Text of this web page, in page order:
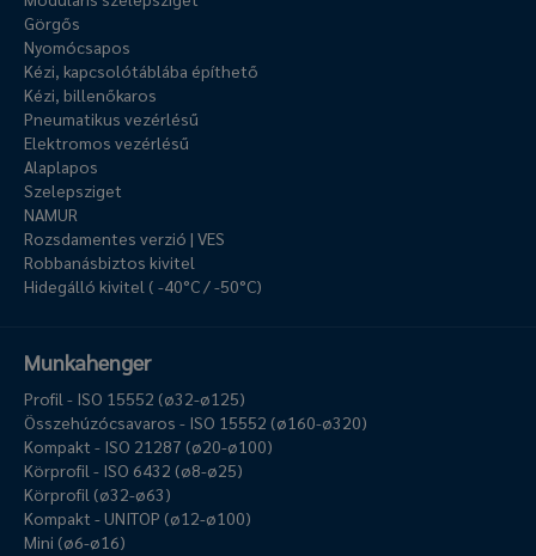
Görgős
Nyomócsapos
Kézi, kapcsolótáblába építhető
Kézi, billenőkaros
Pneumatikus vezérlésű
Elektromos vezérlésű
Alaplapos
Szelepsziget
NAMUR
Rozsdamentes verzió | VES
Robbanásbiztos kivitel
Hidegálló kivitel ( -40°C / -50°C)
Munkahenger
Profil - ISO 15552 (ø32-ø125)
Összehúzócsavaros - ISO 15552 (ø160-ø320)
Kompakt - ISO 21287 (ø20-ø100)
Körprofil - ISO 6432 (ø8-ø25)
Körprofil (ø32-ø63)
Kompakt - UNITOP (ø12-ø100)
Mini (ø6-ø16)